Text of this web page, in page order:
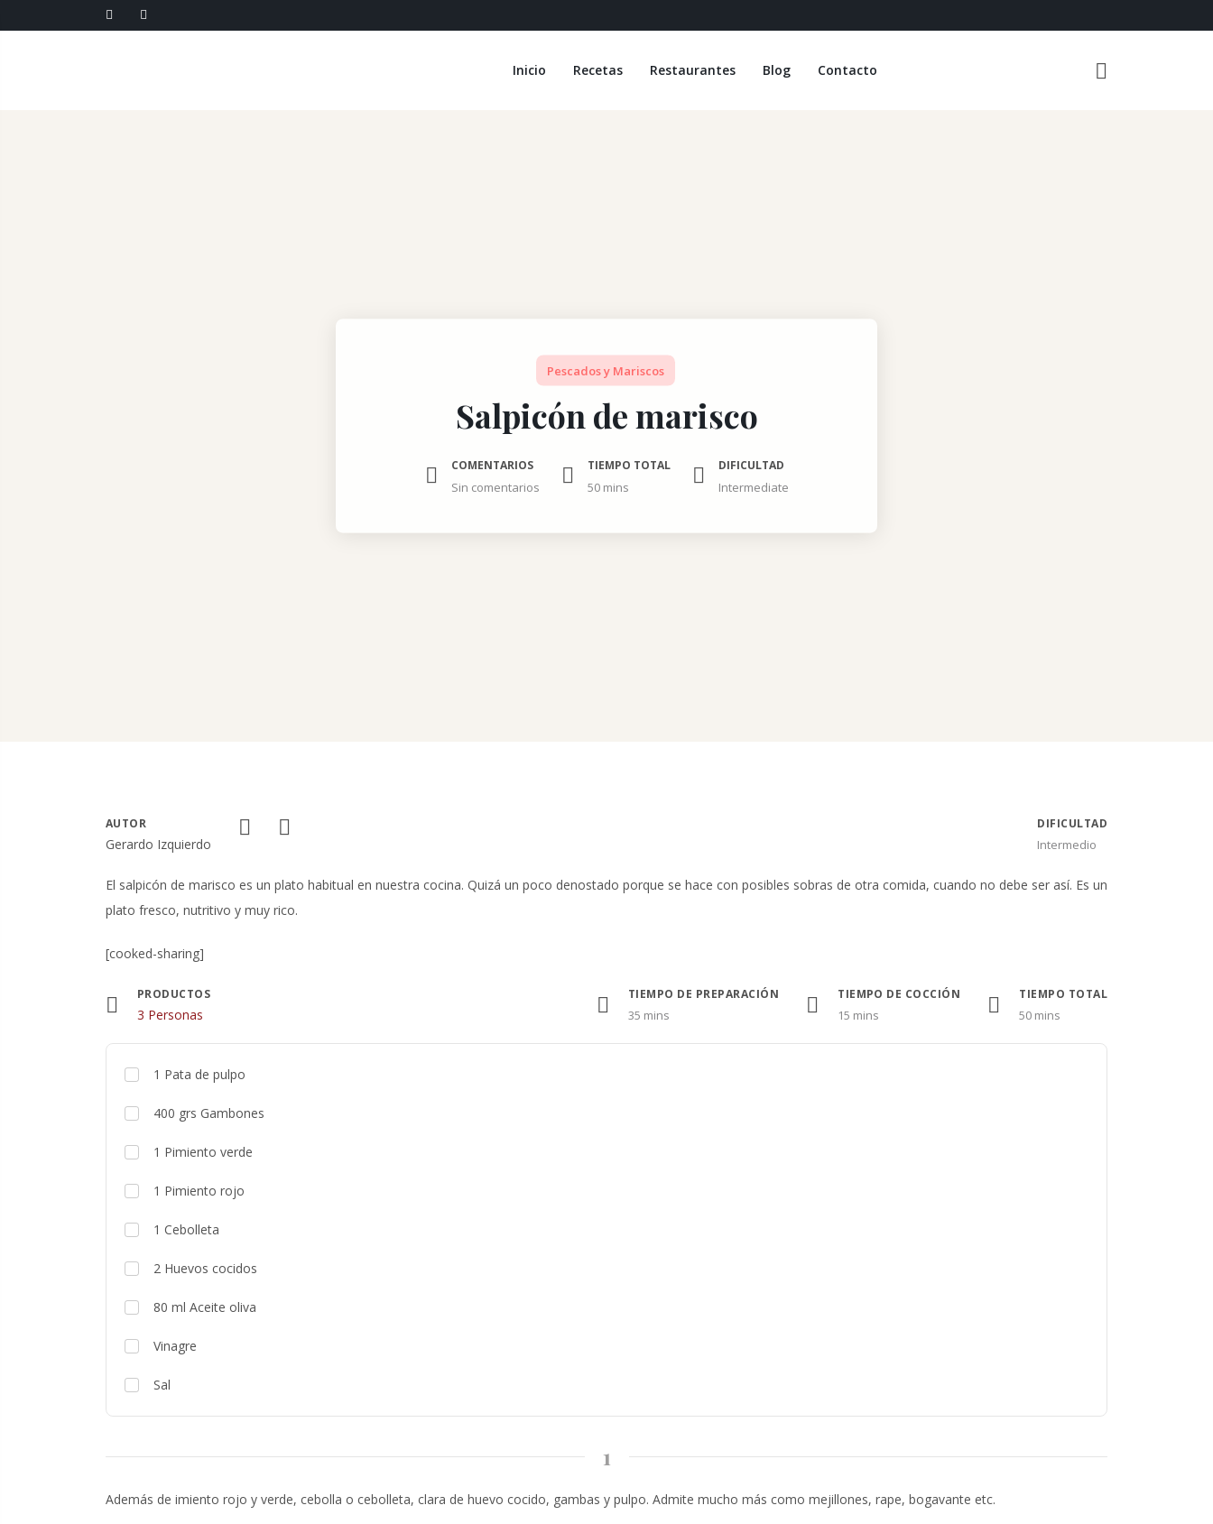
Inicio Recetas Restaurantes Blog Contacto
Pescados y Mariscos
Salpicón de marisco
COMENTARIOS
Sin comentarios
TIEMPO TOTAL
50 mins
DIFICULTAD
Intermediate
AUTOR
Gerardo Izquierdo
DIFICULTAD
Intermedio
El salpicón de marisco es un plato habitual en nuestra cocina. Quizá un poco denostado porque se hace con posibles sobras de otra comida, cuando no debe ser así. Es un
plato fresco, nutritivo y muy rico.
[cooked-sharing]
PRODUCTOS
3 Personas
TIEMPO DE PREPARACIÓN
35 mins
TIEMPO DE COCCIÓN
15 mins
TIEMPO TOTAL
50 mins
1 Pata de pulpo
400 grs Gambones
1 Pimiento verde
1 Pimiento rojo
1 Cebolleta
2 Huevos cocidos
80 ml Aceite oliva
Vinagre
Sal
1
Además de imiento rojo y verde, cebolla o cebolleta, clara de huevo cocido, gambas y pulpo. Admite mucho más como mejillones, rape, bogavante etc.